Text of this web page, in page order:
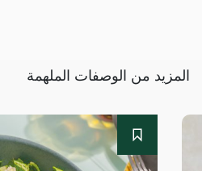
المزيد من الوصفات الملهمة